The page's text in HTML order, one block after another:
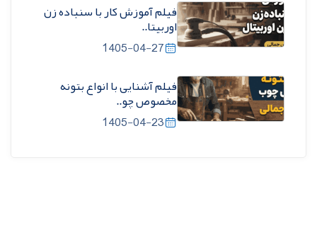
فیلم آموزش کار با سنباده زن
اوربیتا..
1405-04-27
فیلم آشنایی با انواع بتونه
مخصوص چو..
1405-04-23